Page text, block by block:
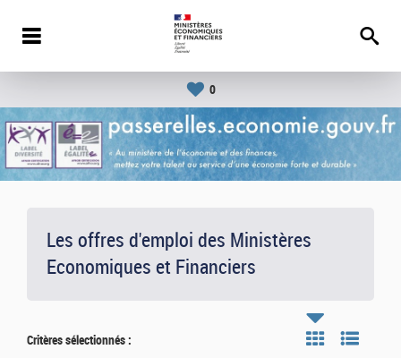
0
Les offres d'emploi des Ministères
Economiques et Financiers
Critères sélectionnés :